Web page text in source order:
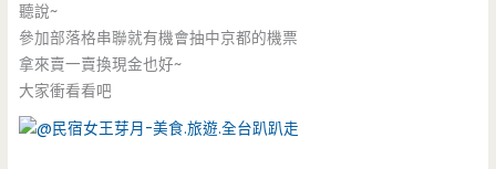
聽說~
參加部落格串聯就有機會抽中京都的機票
拿來賣一賣換現金也好~
大家衝看看吧